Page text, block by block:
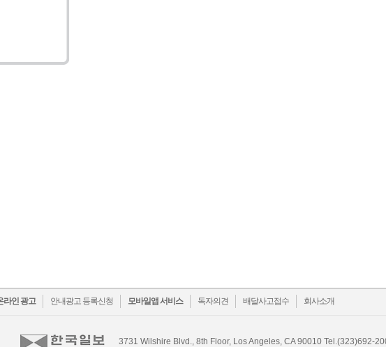
라인 광고 안내광고 등록신청 모바일앱 서비스 독자의견 배달사고접수 회사소개
facebook
twitter
3731 Wilshire Blvd., 8th Floor, Los Angeles, CA 90010 Tel.(323)692-